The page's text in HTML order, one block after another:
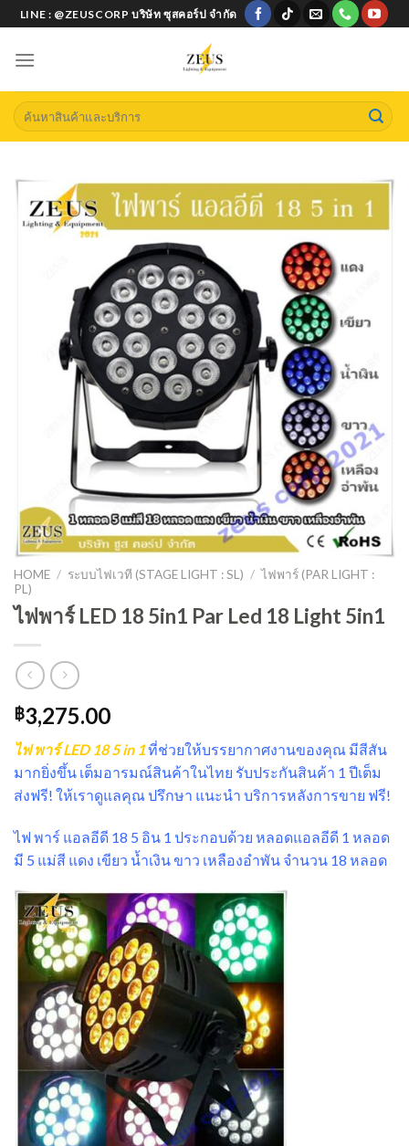
Skip
to
content
LINE : @ZEUSCORP บริษัท ซุสคอร์ป จำกัด
Search
for:
HOME / ระบบไฟเวที (STAGE LIGHT : SL) / ไฟพาร์ (PAR LIGHT :
PL)
ไฟพาร์ LED 18 5in1 Par Led 18 Light 5in1
฿3,275.00
ไฟ พาร์ LED 18 5 in 1ที่ช่วยให้บรรยากาศงานของคุณ มีสีสัน
มากยิ่งขึ้น เต็มอารมณ์สินค้าในไทย รับประกันสินค้า 1 ปีเต็ม
ส่งฟรี! ให้เราดูแลคุณ ปรึกษา แนะนำ บริการหลังการขาย ฟรี!
ไฟ พาร์ แอลอีดี 18 5 อิน 1 ประกอบด้วย หลอดแอลอีดี 1 หลอด
มี 5 แม่สี แดง เขียว น้ำเงิน ขาว เหลืองอำพัน จำนวน 18 หลอด